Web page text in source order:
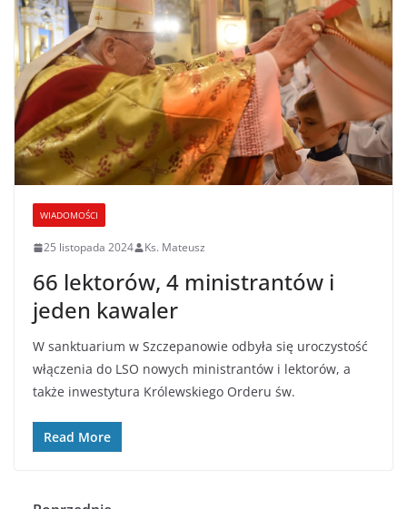
WIADOMOŚCI
25 listopada 2024 Ks. Mateusz
66 lektorów, 4 ministrantów i
jeden kawaler
W sanktuarium w Szczepanowie odbyła się uroczystość
włączenia do LSO nowych ministrantów i lektorów, a
także inwestytura Królewskiego Orderu św.
Read More